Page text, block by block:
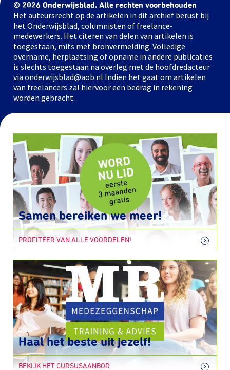
© 2026 Onderwijsblad. Alle rechten voorbehouden
Het auteursrecht op de artikelen in dit archief berust bij
het Onderwijsblad, columnisten of freelance-
medewerkers. Het citeren van delen van artikelen is
toegestaan, mits met bronvermelding. Volledige
overname, herplaatsing of opname in andere publicaties
is slechts toegestaan na overleg met de hoofdredacteur
via onderwijsblad@aob.nl Indien het gaat om artikelen
van freelancers zal hiervoor een bedrag in rekening
worden gebracht.
Samen bereiken we meer!
PROFITEER VAN ALLE VOORDELEN!
Haal het beste uit jezelf!
BEKIJK HET CURSUSAANBOD